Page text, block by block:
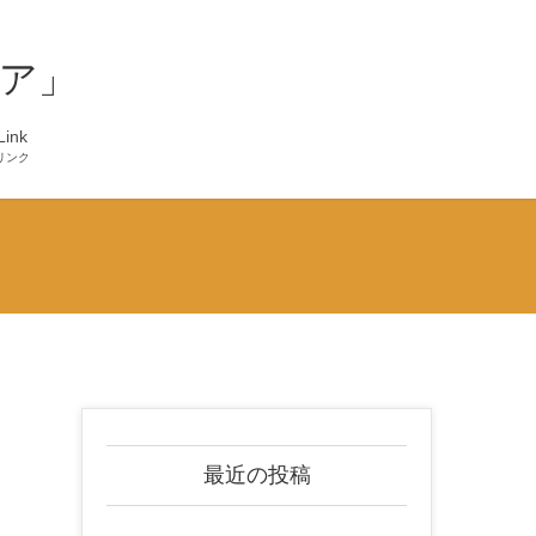
」
ンク
最近の投稿